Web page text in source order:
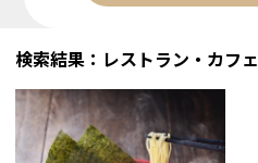
検索結果：レストラン・カフェ